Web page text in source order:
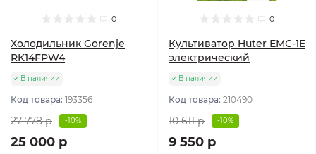
0
Холодильник Gorenje
RK14FPW4
В наличии
Код товара: 193356
27 778 р -10%
25 000 р
0
Культиватор Huter ЕМС-1E
электрический
В наличии
Код товара: 210490
10 611 р -10%
9 550 р